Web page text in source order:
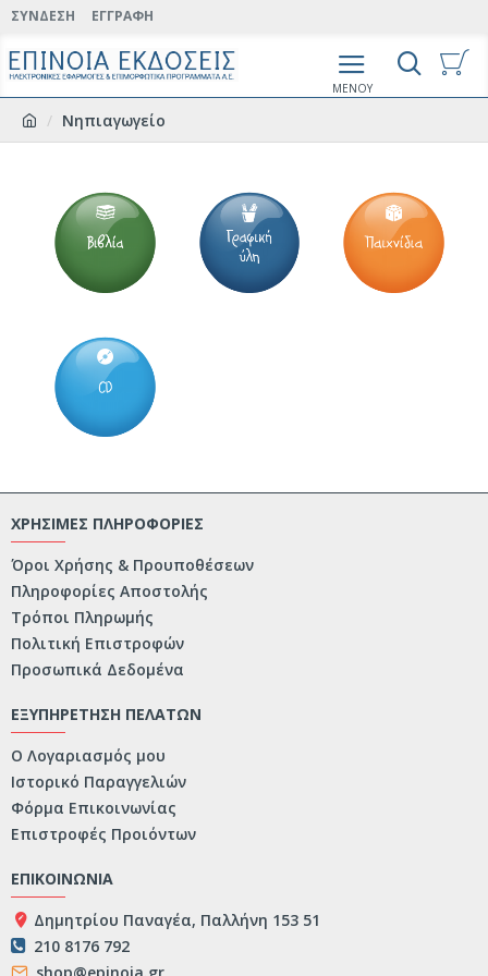
ΣΎΝΔΕΣΗ ΕΓΓΡΑΦΉ
Νηπιαγωγείο
ΧΡΗΣΙΜΕΣ ΠΛΗΡΟΦΟΡΙΕΣ
Όροι Χρήσης & Προυποθέσεων
Πληροφορίες Αποστολής
Τρόποι Πληρωμής
Πολιτική Επιστροφών
Προσωπικά Δεδομένα
ΕΞΥΠΗΡΕΤΗΣΗ ΠΕΛΑΤΩΝ
Ο Λογαριασμός μου
Ιστορικό Παραγγελιών
Φόρμα Επικοινωνίας
Επιστροφές Προιόντων
ΕΠΙΚΟΙΝΩΝΙΑ
Δημητρίου Παναγέα, Παλλήνη 153 51
210 8176 792
shop@epinoia.gr